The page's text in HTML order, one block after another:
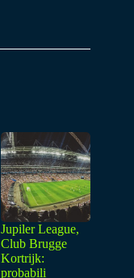
Jupiler League,
Club Brugge
Kortrijk:
probabili